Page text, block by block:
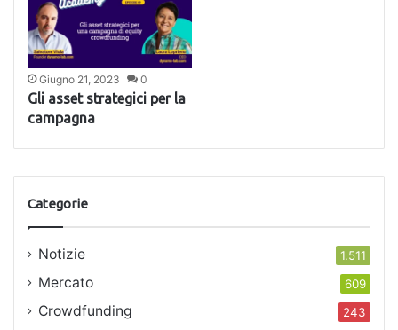
Giugno 21, 2023 0
Gli asset strategici per la
campagna
Categorie
Notizie 1.511
Mercato 609
Crowdfunding 243